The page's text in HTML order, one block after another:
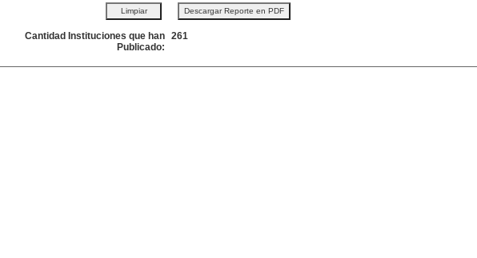
Cantidad Instituciones que han
Publicado:
261